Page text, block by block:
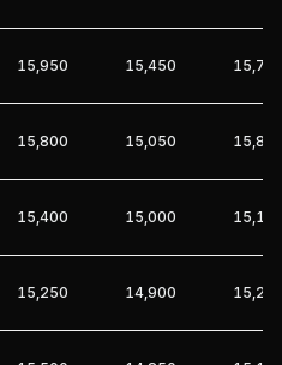
15,950 15,450
15,800 15,050
15,400 15,000
15,250 14,900